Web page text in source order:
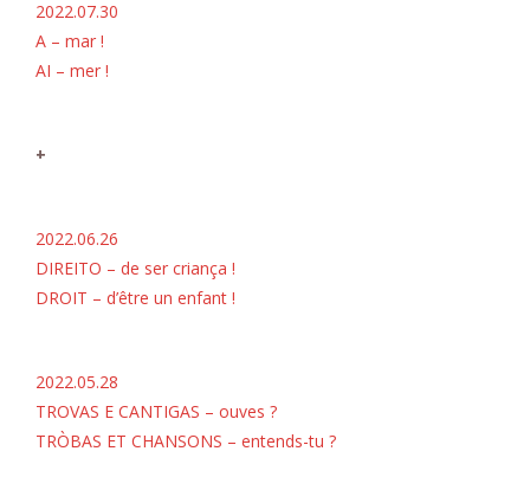
2022.07.30
A – mar !
AI – mer !
+
2022.06.26
DIREITO – de ser criança !
DROIT – d’être un enfant !
2022.05.28
TROVAS E CANTIGAS – ouves ?
TRÒBAS ET CHANSONS – entends-tu ?